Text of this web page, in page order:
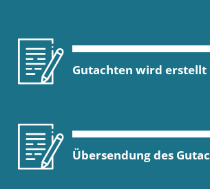
Gutachten wird erstellt
Übersendung des